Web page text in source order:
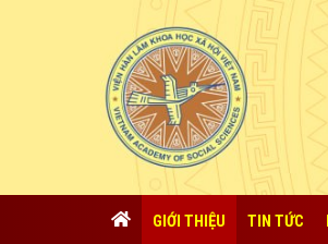
GIỚI THIỆU TIN TỨC